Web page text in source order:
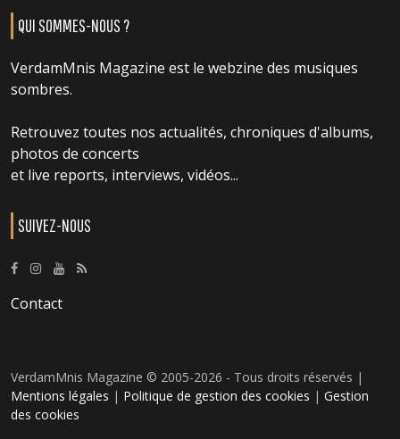
QUI SOMMES-NOUS ?
VerdamMnis Magazine est le webzine des musiques
sombres.
Retrouvez toutes nos actualités, chroniques d'albums,
photos de concerts
et live reports, interviews, vidéos...
SUIVEZ-NOUS
Contact
VerdamMnis Magazine © 2005-2026 - Tous droits réservés |
Mentions légales | Politique de gestion des cookies | Gestion
des cookies